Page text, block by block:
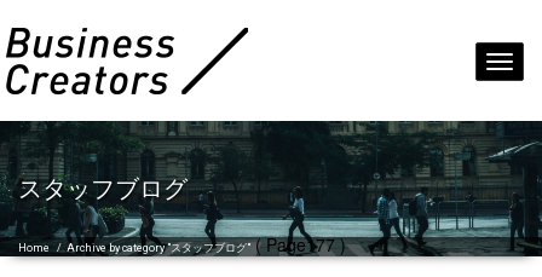
スタッフブログ
Home /Archive by category "スタッフブログ"( Page177 )